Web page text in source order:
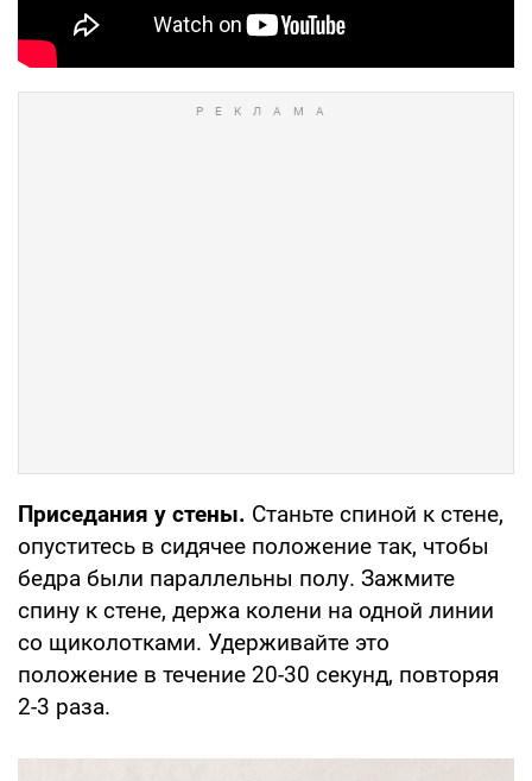
Приседания у стены. Станьте спиной к стене,
опуститесь в сидячее положение так, чтобы
бедра были параллельны полу. Зажмите
спину к стене, держа колени на одной линии
со щиколотками. Удерживайте это
положение в течение 20-30 секунд, повторяя
2-3 раза.